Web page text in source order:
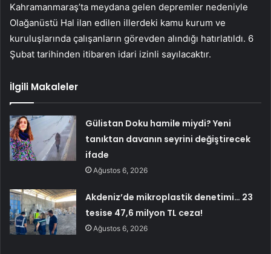
Kahramanmaraş’ta meydana gelen depremler nedeniyle
Olağanüstü Hal ilan edilen illerdeki kamu kurum ve
kuruluşlarında çalışanların görevden alındığı hatırlatıldı. 6
Şubat tarihinden itibaren idari izinli sayılacaktır.
İlgili Makaleler
Gülistan Doku hamile miydi? Yeni
tanıktan davanın seyrini değiştirecek
ifade
Ağustos 6, 2026
Akdeniz’de mikroplastik denetimi… 23
tesise 47,6 milyon TL ceza!
Ağustos 6, 2026